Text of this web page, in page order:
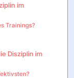
im
Trainings?
Disziplin im